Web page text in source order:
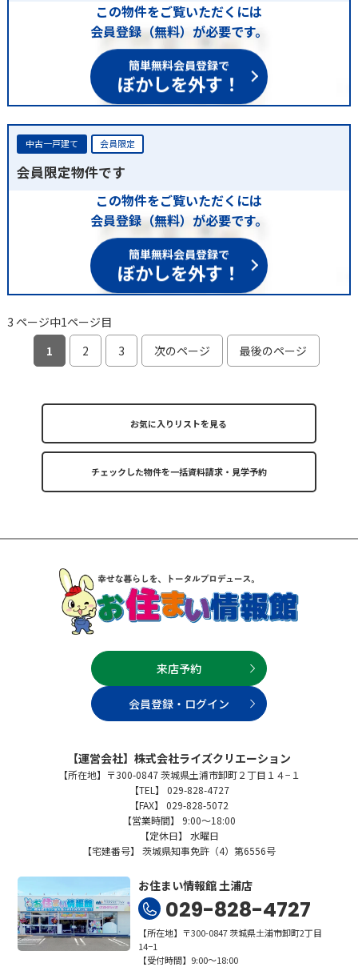
この物件をご覧いただくには
会員登録（無料）が必要です。
簡単無料会員登録で
ぼかしを外す！
中古一戸建て 会員限定
会員限定物件です
この物件をご覧いただくには
会員登録（無料）が必要です。
簡単無料会員登録で
ぼかしを外す！
3 ページ中1ページ目
1
2 3 次のページ 最後のページ
お気に入りリストを見る
来店予約
会員登録・ログイン
【運営会社】株式会社ライズクリエーション
【所在地】〒300-0847 茨城県土浦市卸町２丁目１４−１
【TEL】 029-828-4727
【FAX】 029-828-5072
【営業時間】 9:00～18:00
【定休日】 水曜日
【宅建番号】 茨城県知事免許（4）第6556号
お住まい情報館 土浦店
029-828-4727
【所在地】〒300-0847 茨城県土浦市卸町2丁目
14−1
【受付時間】9:00～18:00